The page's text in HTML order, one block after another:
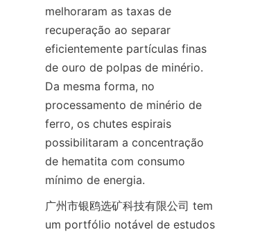
melhoraram as taxas de
recuperação ao separar
eficientemente partículas finas
de ouro de polpas de minério.
Da mesma forma, no
processamento de minério de
ferro, os chutes espirais
possibilitaram a concentração
de hematita com consumo
mínimo de energia.
广州市银鸥选矿科技有限公司 tem
um portfólio notável de estudos